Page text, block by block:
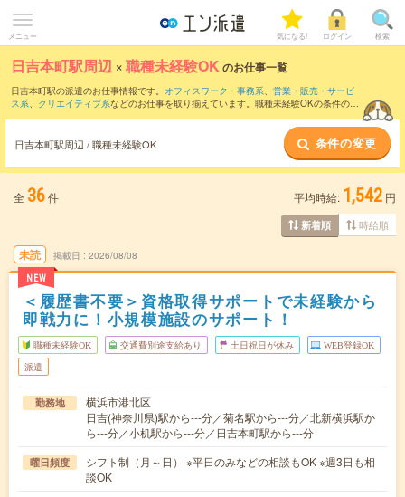
メニュー 気になる! ログイン 検索
日吉本町駅周辺 ×職種未経験OK のお仕事一覧
日吉本町駅の派遣のお仕事情報です。 オフィスワーク・事務系、 営業・販売・サービ
ス系、 クリエイティブ系などのお仕事を取り揃えています。職種未経験OKの条件の他
日吉本町駅周辺 / 職種未経験OK 条件の変更
全 36件 平均時給: 1,542 円
新着順 時給順
未読
NEW
掲載日 2026/08/08
＜履歴書不要＞資格取得サポートで未経験から
即戦力に！小規模施設のサポート！
職種未経験OK 交通費別途支給あり 土日祝日が休み WEB登録OK
派遣
勤務地
横浜市港北区
日吉(神奈川県)駅から---分／菊名駅から---分／北新横浜駅か
ら---分／小机駅から---分／日吉本町駅から---分
曜日頻度
シフト制（月～日） ※平日のみなどの相談もOK ※週3日も相
談OK